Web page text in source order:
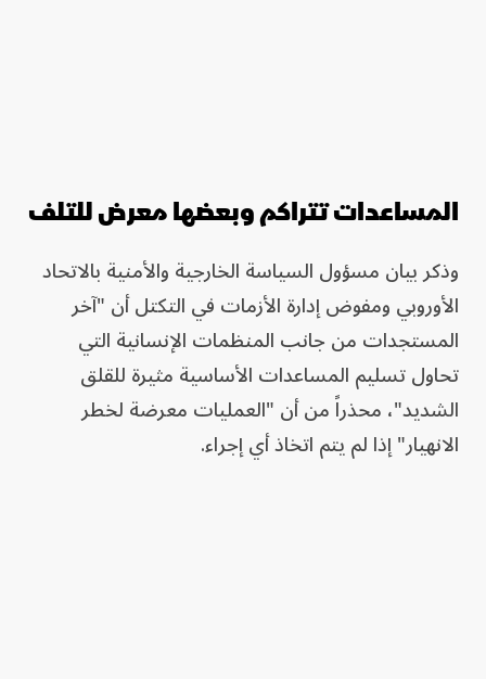
المساعدات تتراكم وبعضها معرض للتلف
وذكر بيان مسؤول السياسة الخارجية والأمنية بالاتحاد
الأوروبي ومفوض إدارة الأزمات في التكتل أن "آخر
المستجدات من جانب المنظمات الإنسانية التي
تحاول تسليم المساعدات الأساسية مثيرة للقلق
الشديد"، محذراً من أن "العمليات معرضة لخطر
الانهيار" إذا لم يتم اتخاذ أي إجراء.